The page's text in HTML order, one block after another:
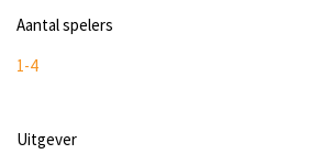
Aantal spelers
1-4
Uitgever